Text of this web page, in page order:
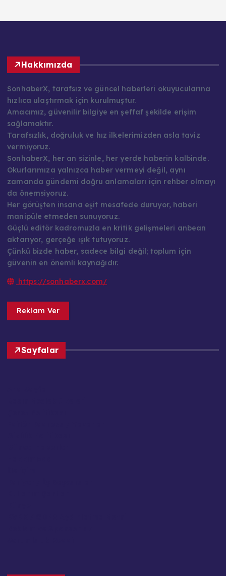
Hakkımızda
SonhaberX, tarafsız ve güncel haberleri okuyucularına
hızlıca ulaştırmak için kurulmuştur.
Amacımız, güvenilir bilgiye en şeffaf şekilde erişim
sağlamaktır.
Tarafsızlık, doğruluk ve hız ilkelerimizden asla taviz
vermiyoruz.
SonhaberX, her an sizinle, her yerde haberin kalbinde.
Okurlarımıza yalnızca haber vermeyi değil, aynı
zamanda gündemi doğru anlamaları için rehber olmayı
da önemsiyoruz.
Her görüşten insana eşit mesafede duruyor, haberi
manipüle etmeden sunuyoruz.
Güçlü editör kadromuzla en kritik gelişmeleri anbean
aktarıyor, gerçeğe ışık tutuyoruz.
Çünkü bizde haber, sadece bilgi değil; toplum için
güvenin en önemli kaynağıdır.
https://sonhaberx.com/
Reklam Ver
Sayfalar